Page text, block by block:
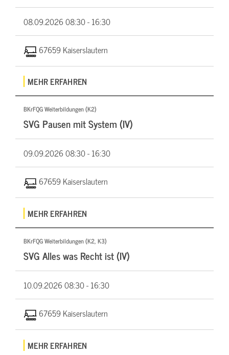
08.09.202608:30 - 16:30
67659 Kaiserslautern
MEHR ERFAHREN
BKrFQG Weiterbildungen (K2)
SVG Pausen mit System (IV)
09.09.202608:30 - 16:30
67659 Kaiserslautern
MEHR ERFAHREN
BKrFQG Weiterbildungen (K2, K3)
SVG Alles was Recht ist (IV)
10.09.202608:30 - 16:30
67659 Kaiserslautern
MEHR ERFAHREN